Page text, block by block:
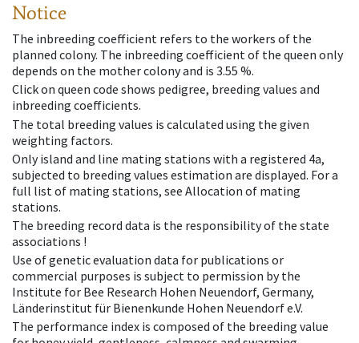
Notice
The inbreeding coefficient refers to the workers of the
planned colony. The inbreeding coefficient of the queen only
depends on the mother colony and is 3.55 %.
Click on queen code shows pedigree, breeding values and
inbreeding coefficients.
The total breeding values is calculated using the given
weighting factors.
Only island and line mating stations with a registered 4a,
subjected to breeding values estimation are displayed. For a
full list of mating stations, see Allocation of mating
stations.
The breeding record data is the responsibility of the state
associations !
Use of genetic evaluation data for publications or
commercial purposes is subject to permission by the
Institute for Bee Research Hohen Neuendorf, Germany,
Länderinstitut für Bienenkunde Hohen Neuendorf e.V.
The performance index is composed of the breeding value